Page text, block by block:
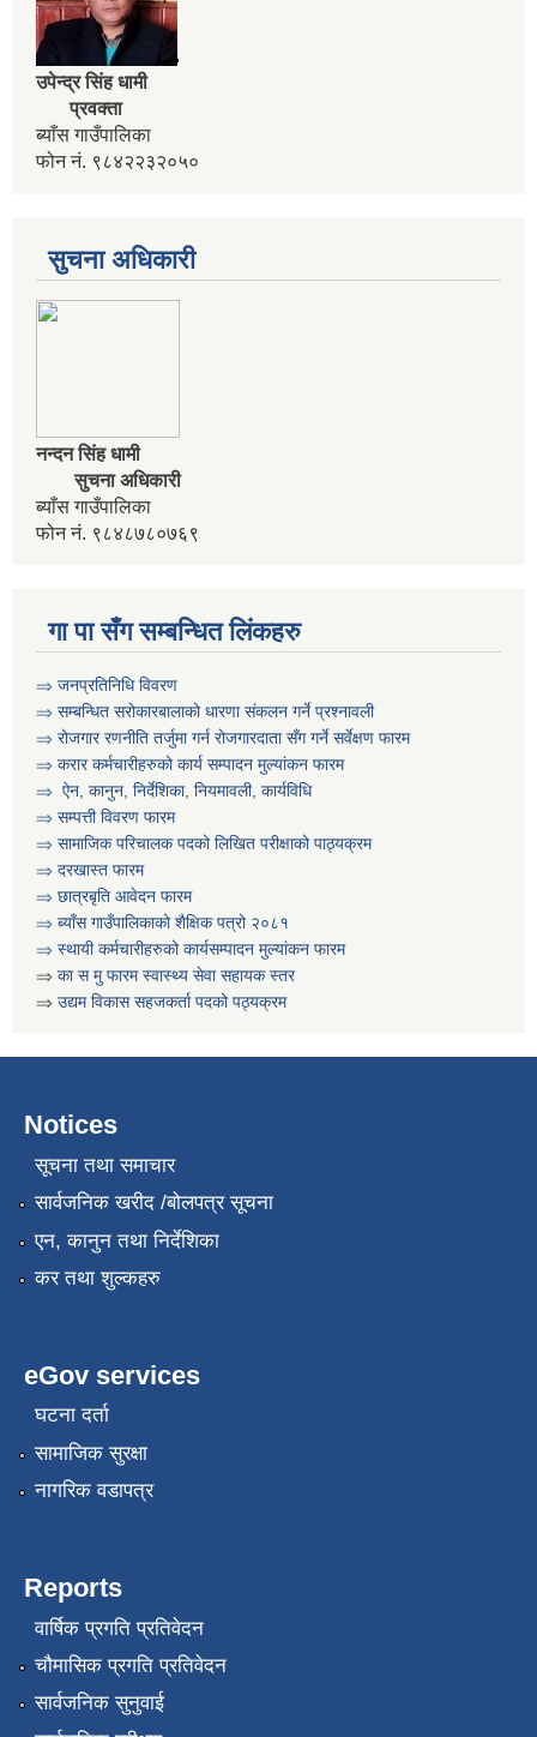
उपेन्द्र सिंह धामी
प्रवक्ता
ब्याँस गाउँपालिका
फोन नं. ९८४२२३२०५०
सुचना अधिकारी
नन्दन सिंह धामी
सुचना अधिकारी
ब्याँस गाउँपालिका
फोन नं. ९८४८७८०७६९
गा पा सँग सम्बन्धित लिंकहरु
⇒ जनप्रतिनिधि विवरण
⇒ सम्बन्धित सरोकारबालाको धारणा संकलन गर्ने प्रश्नावली
⇒ रोजगार रणनीति तर्जुमा गर्न रोजगारदाता सँग गर्ने सर्वेक्षण फारम
⇒ करार कर्मचारीहरुको कार्य सम्पादन मुल्या‌ंकन फारम
⇒ ऐन, कानुन, निर्देशिका, नियमावली, कार्यविधि
⇒ सम्पत्ती विवरण फारम
⇒ सामाजिक परिचालक पदको लिखित परीक्षाको पाठ्यक्रम
⇒ दरखास्त फारम
⇒ छात्रबृति आवेदन फारम
⇒ ब्याँस गाउँपालिकाको शैक्षिक पत्रो २०८१
⇒ स्थायी कर्मचारीहरुको कार्यसम्पादन मुल्यांकन फारम
⇒ का स मु फारम स्वास्थ्य सेवा सहायक स्तर
⇒ उद्यम विकास सहजकर्ता पदको पठ्यक्रम
Notices
सूचना तथा समाचार
सार्वजनिक खरीद /बोलपत्र सूचना
एन, कानुन तथा निर्देशिका
कर तथा शुल्कहरु
eGov services
घटना दर्ता
सामाजिक सुरक्षा
नागरिक वडापत्र
Reports
वार्षिक प्रगति प्रतिवेदन
चौमासिक प्रगति प्रतिवेदन
सार्वजनिक सुनुवाई